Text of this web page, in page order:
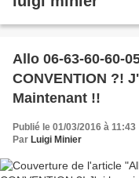
Allo 06-63-60-60-
CONVENTION ?!
Maintenant !!
Publié le 01/03/2016 à 11:43
Par Luigi Minier